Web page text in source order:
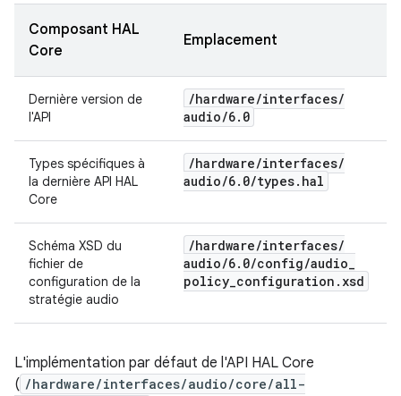
Composant HAL
Core
Emplacement
Dernière version de
l'API
/hardware/interfaces/
audio/6. 0
Types spécifiques à
la dernière API HAL
Core
/hardware/interfaces/
audio/6. 0/types. hal
Schéma XSD du
fichier de
configuration de la
stratégie audio
/hardware/interfaces/
audio/6. 0/config/audio_
policy_configuration . xsd
L'implémentation par défaut de l'API HAL Core
( /hardware/interfaces/audio/core/all-